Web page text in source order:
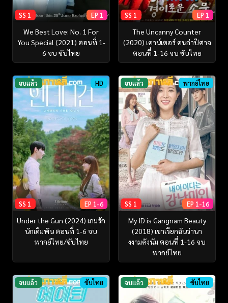
SS 1 EP 1
We Best Love: No. 1 For
You Special (2021) ตอนที่ 1-
6 จบ ซับไทย
SS 1 EP 1
The Uncanny Counter
(2020) เคาน์เตอร์ คนล่าปีศาจ
ตอนที่ 1-16 จบ ซับไทย
จบแล้ว HD
SS 1 EP 1-6
Under the Gun (2024) เกมรัก
นักเดิมพัน ตอนที่ 1-6 จบ
พากย์ไทย/ซับไทย
จบแล้ว พากย์ไทย
SS 1 EP 1-16
My ID is Gangnam Beauty
(2018) เขาเรียกฉันว่านา
งงามคังนัม ตอนที่ 1-16 จบ
พากย์ไทย
จบแล้ว ซับไทย จบแล้ว ซับไทย